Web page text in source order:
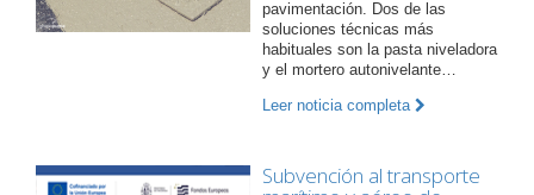
pavimentación. Dos de las
soluciones técnicas más
habituales son la pasta niveladora
y el mortero autonivelante…
Leer noticia completa
Subvención al transporte